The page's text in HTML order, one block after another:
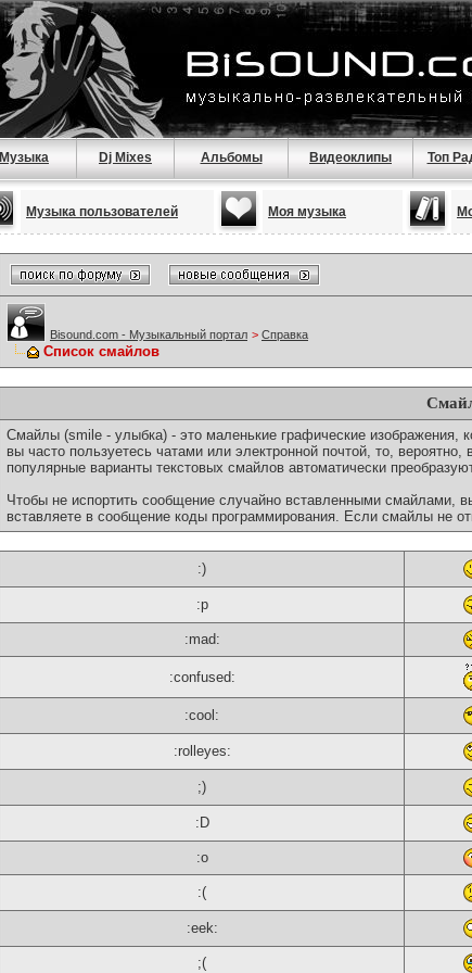
Музыка Dj Mixes Альбомы Видеоклипы Топ
Музыка пользователей Моя музыка
Bisound.com - Музыкальный портал > Справка
Список смайлов
Смайлы (smile - улыбка) - это маленькие графические
вы часто пользуетесь чатами или электронной почтой, то,
популярные варианты текстовых смайлов автоматически
Чтобы не испортить сообщение случайно вставленными смайлами,
вставляете в сообщение коды программирования. Если смайлы не
:)
:p
:mad:
:confused:
:cool:
:rolleyes:
;)
:D
:o
:(
:eek:
;(